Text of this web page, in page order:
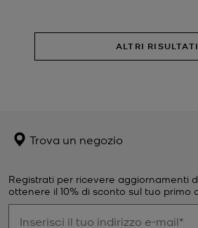
ALTRI RISULTATI
Trova un negozio
Registrati per ricevere aggiornamenti
ottenere il 10% di sconto sul tuo primo